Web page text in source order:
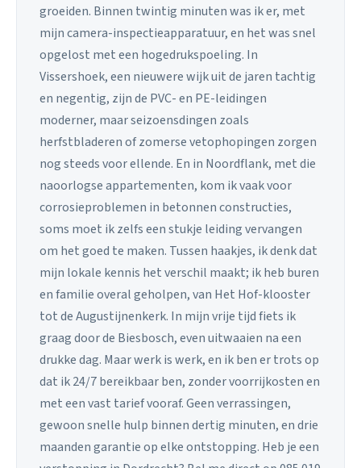
groeiden. Binnen twintig minuten was ik er, met
mijn camera-inspectieapparatuur, en het was snel
opgelost met een hogedrukspoeling. In
Vissershoek, een nieuwere wijk uit de jaren tachtig
en negentig, zijn de PVC- en PE-leidingen
moderner, maar seizoensdingen zoals
herfstbladeren of zomerse vetophopingen zorgen
nog steeds voor ellende. En in Noordflank, met die
naoorlogse appartementen, kom ik vaak voor
corrosieproblemen in betonnen constructies,
soms moet ik zelfs een stukje leiding vervangen
om het goed te maken. Tussen haakjes, ik denk dat
mijn lokale kennis het verschil maakt; ik heb buren
en familie overal geholpen, van Het Hof-klooster
tot de Augustijnenkerk. In mijn vrije tijd fiets ik
graag door de Biesbosch, even uitwaaien na een
drukke dag. Maar werk is werk, en ik ben er trots op
dat ik 24/7 bereikbaar ben, zonder voorrijkosten en
met een vast tarief vooraf. Geen verrassingen,
gewoon snelle hulp binnen dertig minuten, en drie
maanden garantie op elke ontstopping. Heb je een